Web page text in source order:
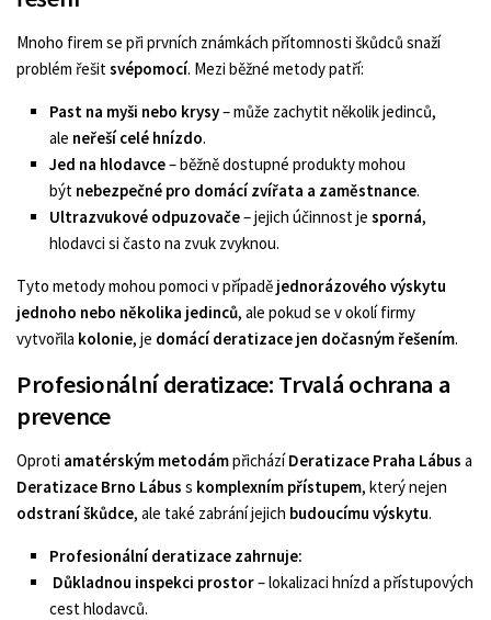
Mnoho firem se při prvních známkách přítomnosti škůdců snaží
problém řešitsvépomocí. Mezi běžné metody patří:
Past na myši nebo krysy– může zachytit několik jedinců,
ale neřeší celé hnízdo.
Jed na hlodavce– běžně dostupné produkty mohou
být nebezpečné pro domácí zvířata a zaměstnance.
Ultrazvukové odpuzovače– jejich účinnost je sporná,
hlodavci si často na zvuk zvyknou.
Tyto metody mohou pomoci v případě jednorázového výskytu
jednoho nebo několika jedinců, ale pokud se v okolí firmy
vytvořila kolonie, je domácí deratizace jen dočasným řešením.
Profesionální deratizace: Trvalá ochrana a
prevence
Oproti amatérským metodámpřicházíDeratizace Praha Lábus a
Deratizace Brno Lábus s komplexním přístupem, který nejen
odstraní škůdce, ale také zabrání jejich budoucímu výskytu.
Profesionální deratizace zahrnuje:
Důkladnou inspekci prostor– lokalizaci hnízd a přístupových
cest hlodavců.